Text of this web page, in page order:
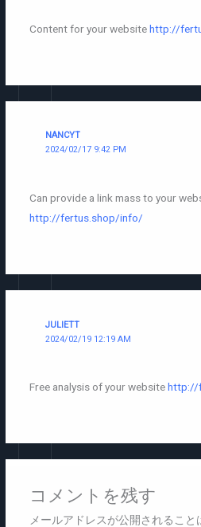
Content for your websitehttp://
NANCYT
2024/02/17 9:42 PM
Can provide a link mass to your
http://fertus.shop/info/
JULIETT
2024/02/19 12:19 AM
Free analysis of your websitehttp://
コメントを残す
メールアドレスが公開されること